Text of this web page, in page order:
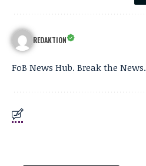
REDAKTION
FoB News Hub. Break the News.